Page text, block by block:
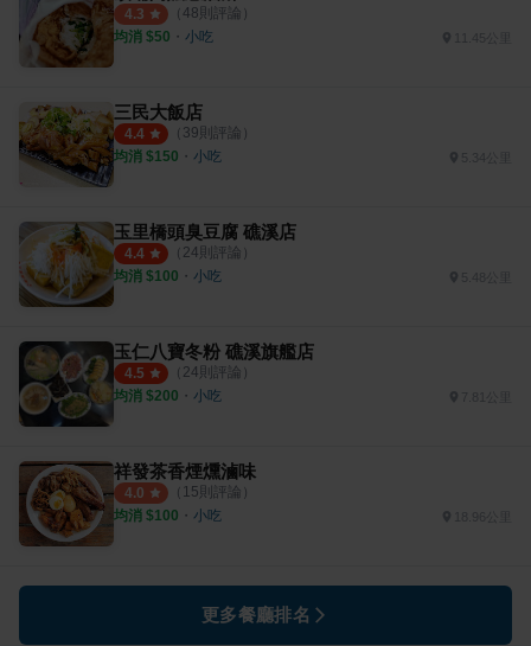
4.3 （ 48則評論）
均消 $50 ・ 小吃 11.45公里
三民大飯店
4.4 （ 39則評論）
均消 $150 ・ 小吃 5.34公里
玉里橋頭臭豆腐 礁溪店
4.4 （ 24則評論）
均消 $100 ・ 小吃 5.48公里
玉仁八寶冬粉 礁溪旗艦店
4.5 （ 24則評論）
均消 $200 ・ 小吃
祥發茶香煙燻滷味
4.0 （ 15則評論）
均消 $100 ・ 小吃
更多餐廳排名